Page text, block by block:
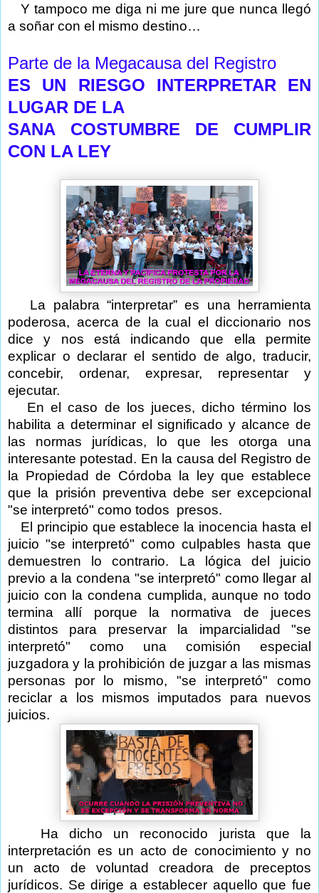
Y tampoco me diga ni me jure que nunca llegó
a soñar con el mismo destino…
Parte de la Megacausa del Registro
ES UN RIESGO INTERPRETAR EN
LUGAR DE LA
SANA COSTUMBRE DE CUMPLIR
CON LA LEY
La palabra “interpretar” es una herramienta
poderosa, acerca de la cual el diccionario nos
dice y nos está indicando que ella permite
explicar o declarar el sentido de algo, traducir,
concebir, ordenar, expresar, representar y
ejecutar.
En el caso de los jueces, dicho término los
habilita a determinar el significado y alcance de
las normas jurídicas, lo que les otorga una
interesante potestad. En la causa del Registro de
la Propiedad de Córdoba la ley que establece
que la prisión preventiva debe ser excepcional
"se interpretó" como todos presos.
El principio que establece la inocencia hasta el
juicio "se interpretó" como culpables hasta que
demuestren lo contrario. La lógica del juicio
previo a la condena "se interpretó" como llegar al
juicio con la condena cumplida, aunque no todo
termina allí porque la normativa de jueces
distintos para preservar la imparcialidad "se
interpretó" como una comisión especial
juzgadora y la prohibición de juzgar a las mismas
personas por lo mismo, "se interpretó" como
reciclar a los mismos imputados para nuevos
juicios.
Ha dicho un reconocido jurista que la
interpretación es un acto de conocimiento y no
un acto de voluntad creadora de preceptos
jurídicos. Se dirige a establecer aquello que fue